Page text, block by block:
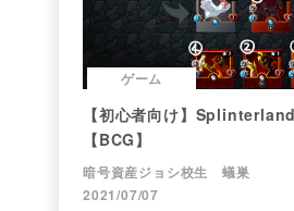
ゲーム
【初心者向け】
【BCG】
暗号資産ジョシ校生 蟻巣
2021/07/07